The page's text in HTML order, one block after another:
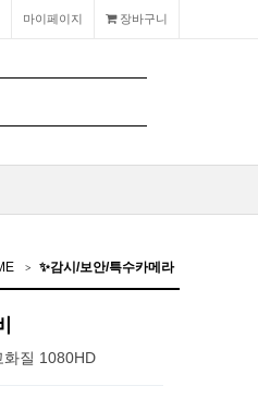
장바구니
마이페이지
✨감시/보안/특수카메라
화질 1080HD